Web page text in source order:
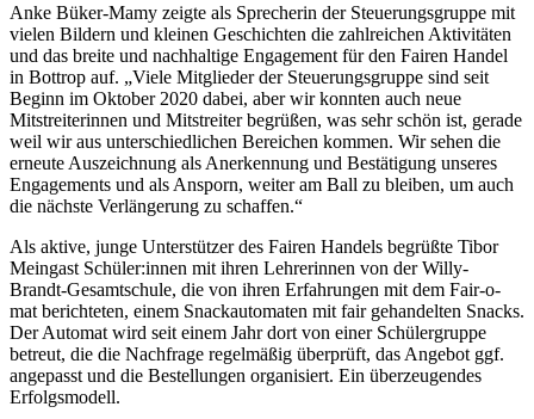
Anke Büker-Mamy zeigte als Sprecherin der Steuerungsgruppe mit
vielen Bildern und kleinen Geschichten die zahlreichen Aktivitäten
und das breite und nachhaltige Engagement für den Fairen Handel
in Bottrop auf. „Viele Mitglieder der Steuerungsgruppe sind seit
Beginn im Oktober 2020 dabei, aber wir konnten auch neue
Mitstreiterinnen und Mitstreiter begrüßen, was sehr schön ist, gerade
weil wir aus unterschiedlichen Bereichen kommen. Wir sehen die
erneute Auszeichnung als Anerkennung und Bestätigung unseres
Engagements und als Ansporn, weiter am Ball zu bleiben, um auch
die nächste Verlängerung zu schaffen.“
Als aktive, junge Unterstützer des Fairen Handels begrüßte Tibor
Meingast Schüler:innen mit ihren Lehrerinnen von der Willy-
Brandt-Gesamtschule, die von ihren Erfahrungen mit dem Fair-o-
mat berichteten, einem Snackautomaten mit fair gehandelten Snacks.
Der Automat wird seit einem Jahr dort von einer Schülergruppe
betreut, die die Nachfrage regelmäßig überprüft, das Angebot ggf.
angepasst und die Bestellungen organisiert. Ein überzeugendes
Erfolgsmodell.